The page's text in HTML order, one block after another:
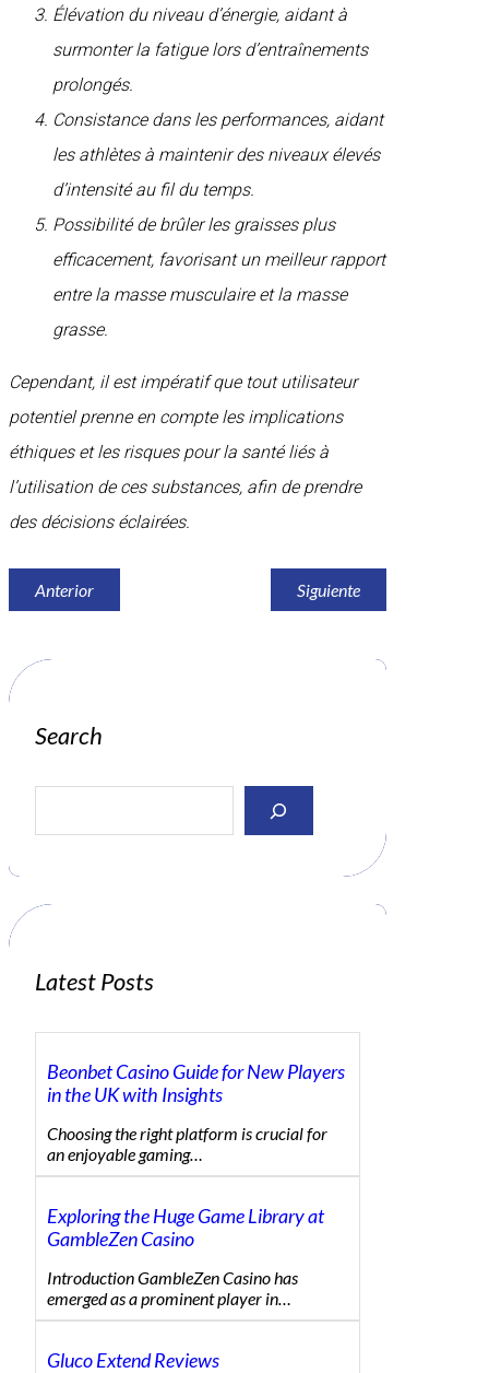
Élévation du niveau d’énergie, aidant à
surmonter la fatigue lors d’entraînements
prolongés.
Consistance dans les performances, aidant
les athlètes à maintenir des niveaux élevés
d’intensité au fil du temps.
Possibilité de brûler les graisses plus
efficacement, favorisant un meilleur rapport
entre la masse musculaire et la masse
grasse.
Cependant, il est impératif que tout utilisateur
potentiel prenne en compte les implications
éthiques et les risques pour la santé liés à
l’utilisation de ces substances, afin de prendre
des décisions éclairées.
Anterior Siguiente
Search
a
Latest Posts
Beonbet Casino Guide for New Players
in the UK with Insights
Choosing the right platform is crucial for
an enjoyable gaming…
Exploring the Huge Game Library at
GambleZen Casino
Introduction GambleZen Casino has
emerged as a prominent player in…
Gluco Extend Reviews